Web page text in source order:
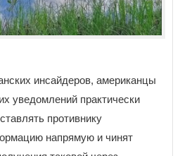
инсайдеров, американцы
уведомлений практически
противнику
напрямую и чинят